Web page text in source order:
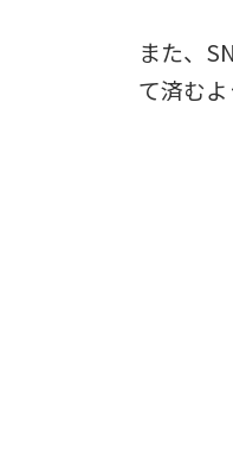
また、
て済む